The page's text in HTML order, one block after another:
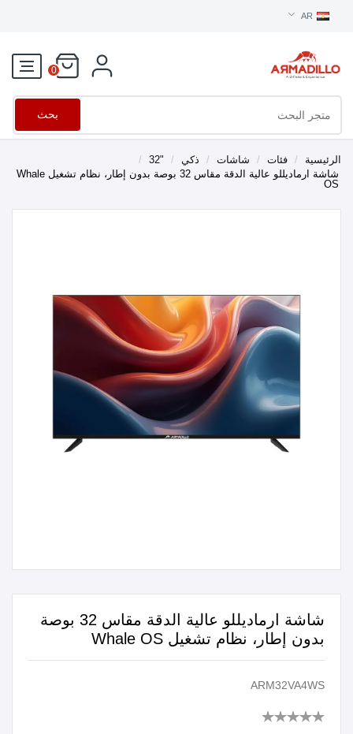
AR
0
بحث
الرئيسية / فئات / شاشات / ذكي /
"32
/
شاشة ارماديللو عالية الدقة مقاس 32 بوصة بدون إطار، نظام تشغيل Whale
OS
شاشة ارماديللو عالية الدقة مقاس 32 بوصة
بدون إطار، نظام تشغيل Whale OS
ARM32VA4WS